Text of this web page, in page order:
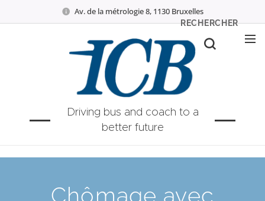
Av. de la métrologie 8, 1130 Bruxelles
Driving bus and coach to a
better future
RECHERCHER
Chômage avec